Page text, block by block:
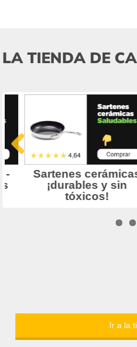
LA TIENDA DE
Ir a la